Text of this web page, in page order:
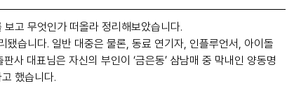
고 무엇인가 떠올라 정리해보았습니다.
습니다. 일반 대중은 물론, 동료 연기자, 인플루언서, 아이돌
사 대표님은 자신의 부인이 ‘금은동’ 삼남매 중 막내인 양동명
했습니다.